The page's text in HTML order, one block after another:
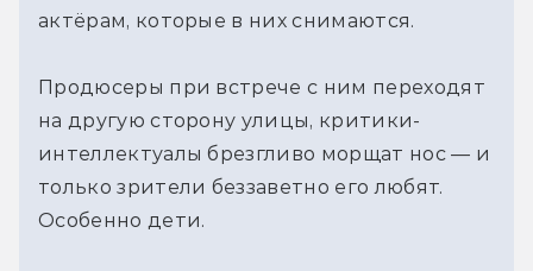
актёрам, которые в них снимаются.
Продюсеры при встрече с ним переходят
на другую сторону улицы, критики-
интеллектуалы брезгливо морщат нос — и
только зрители беззаветно его любят.
Особенно дети.